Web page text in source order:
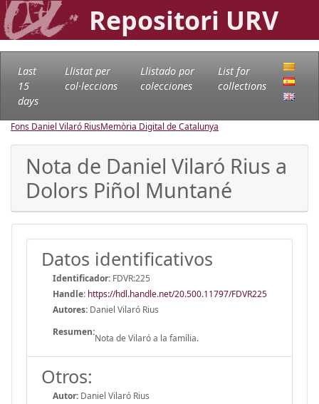
Repositori URV
Last
15
days
Llistat per
col·leccions
Llistado por
colecciones
List for
collections
Fons Daniel Vilaró RiusMemòria Digital de Catalunya
Nota de Daniel Vilaró Rius a
Dolors Piñol Muntané
Datos identificativos
Identificador: FDVR:225
Handle: https://hdl.handle.net/20.500.11797/FDVR225
Autores: Daniel Vilaró Rius
Resumen:
Nota de Vilaró a la família.
Otros:
Autor: Daniel Vilaró Rius